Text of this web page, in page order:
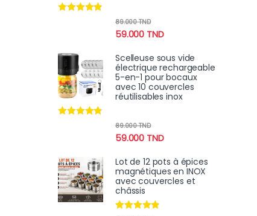
59.000 TND
89.000TND
Scelleuse sous vide
électrique rechargeable
5-en-1 pour bocaux
avec 10 couvercles
réutilisables inox
59.000 TND
89.000TND
Lot de 12 pots à épices
magnétiques en INOX
avec couvercles et
châssis